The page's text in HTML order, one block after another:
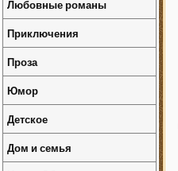
Любовные романы
Приключения
Проза
Юмор
Детское
Дом и семья